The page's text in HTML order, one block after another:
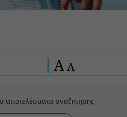
A A
αποτελέσματα αναζητησης